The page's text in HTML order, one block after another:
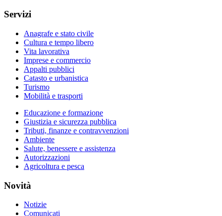
Servizi
Anagrafe e stato civile
Cultura e tempo libero
Vita lavorativa
Imprese e commercio
Appalti pubblici
Catasto e urbanistica
Turismo
Mobilità e trasporti
Educazione e formazione
Giustizia e sicurezza pubblica
Tributi, finanze e contravvenzioni
Ambiente
Salute, benessere e assistenza
Autorizzazioni
Agricoltura e pesca
Novità
Notizie
Comunicati